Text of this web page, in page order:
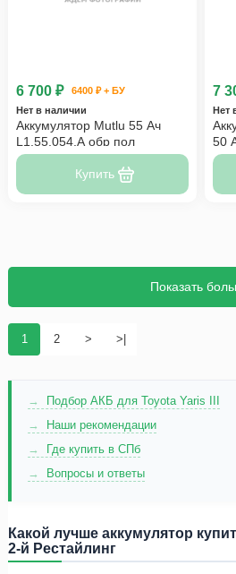
6 700 ₽
6400 ₽ + БУ
Нет в наличии
Аккумулятор Mutlu 55 Ач
L1.55.054.A обр пол
Купить
7
Нет
50
1 2 > >|
Показать
Подбор АКБ для Toyota Yaris III
Наши рекомендации
Где купить в СПб
Вопросы и ответы
Какой лучше аккумулятор
2-й Рестайлинг